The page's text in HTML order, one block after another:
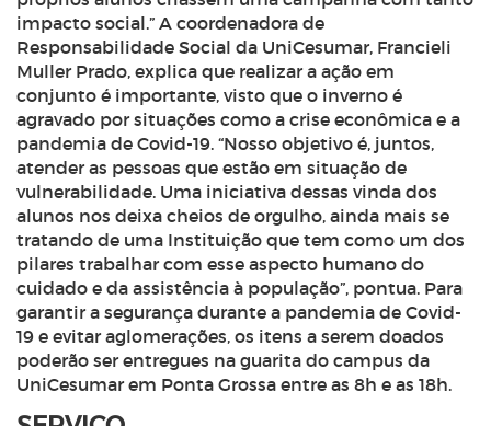
impacto social.” A coordenadora de
Responsabilidade Social da UniCesumar, Francieli
Muller Prado, explica que realizar a ação em
conjunto é importante, visto que o inverno é
agravado por situações como a crise econômica e a
pandemia de Covid-19. “Nosso objetivo é, juntos,
atender as pessoas que estão em situação de
vulnerabilidade. Uma iniciativa dessas vinda dos
alunos nos deixa cheios de orgulho, ainda mais se
tratando de uma Instituição que tem como um dos
pilares trabalhar com esse aspecto humano do
cuidado e da assistência à população”, pontua. Para
garantir a segurança durante a pandemia de Covid-
19 e evitar aglomerações, os itens a serem doados
poderão ser entregues na guarita do campus da
UniCesumar em Ponta Grossa entre as 8h e as 18h.